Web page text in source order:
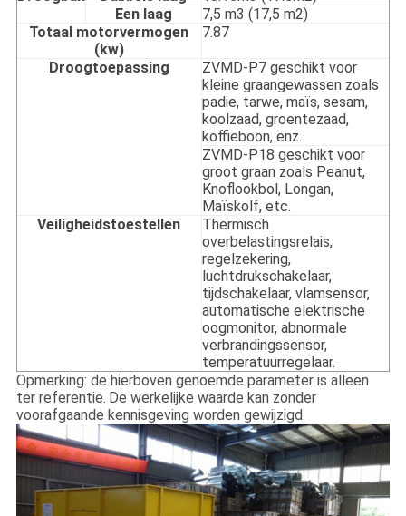
Een laag
7,5 m3 (17,5 m2)
Totaal motorvermogen
(kw)
7.87
Droogtoepassing
ZVMD-P7 geschikt voor
kleine graangewassen zoals
padie, tarwe, maïs, sesam,
koolzaad, groentezaad,
koffieboon, enz.
ZVMD-P18 geschikt voor
groot graan zoals Peanut,
Knoflookbol, Longan,
Maïskolf, etc.
Veiligheidstoestellen
Thermisch
overbelastingsrelais,
regelzekering,
luchtdrukschakelaar,
tijdschakelaar, vlamsensor,
automatische elektrische
oogmonitor, abnormale
verbrandingssensor,
temperatuurregelaar.
Opmerking: de hierboven genoemde parameter is alleen
ter referentie. De werkelijke waarde kan zonder
voorafgaande kennisgeving worden gewijzigd.